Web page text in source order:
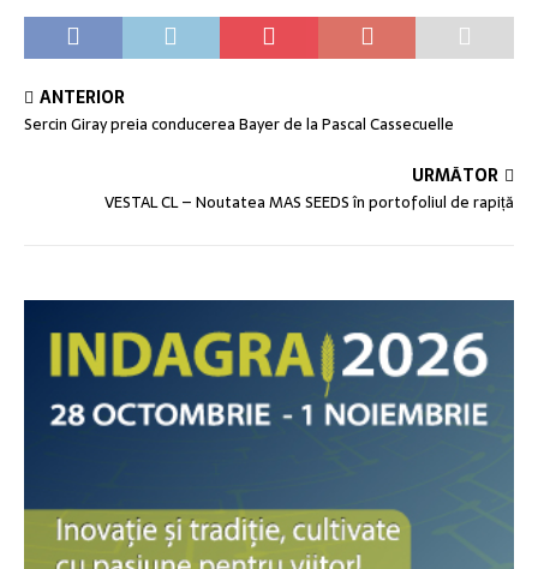
ANTERIOR
Sercin Giray preia conducerea Bayer de la Pascal Cassecuelle
URMĂTOR
VESTAL CL – Noutatea MAS SEEDS în portofoliul de rapiță